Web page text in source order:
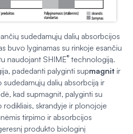
sudedamųjų dalių absorbcijos
buvo lyginamas su rinkoje esančiu
naudojant SHIME® technologiją.
padedanti palyginti supmagnit ir
dalių absorbciją ir
kad supmagnit, palyginti su
skrandyje ir plonojoje
tirpimo ir absorbcijos
produkto biologinį